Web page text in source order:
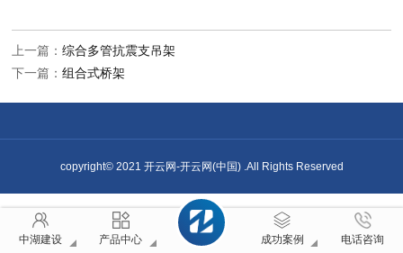
上一篇：综合多管抗震支吊架
下一篇：组合式桥架
copyright© 2021 开云网-开云网(中国) .All Rights Reserved
中湖建设 产品中心 成功案例 电话咨询